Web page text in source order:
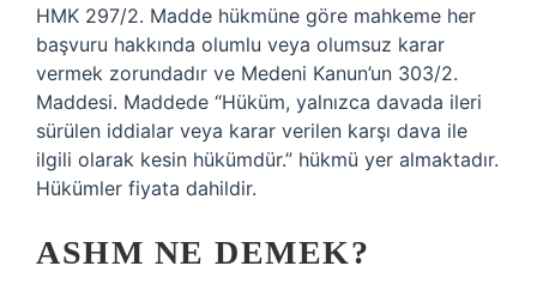
HMK 297/2. Madde hükmüne göre mahkeme her
başvuru hakkında olumlu veya olumsuz karar
vermek zorundadır ve Medeni Kanun’un 303/2.
Maddesi. Maddede “Hüküm, yalnızca davada ileri
sürülen iddialar veya karar verilen karşı dava ile
ilgili olarak kesin hükümdür.” hükmü yer almaktadır.
Hükümler fiyata dahildir.
ASHM NE DEMEK?